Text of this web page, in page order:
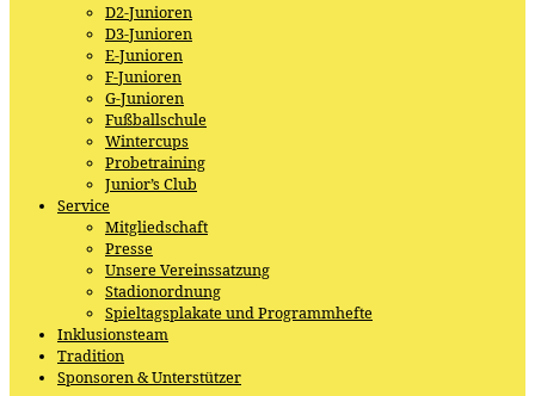
D2-Junioren
D3-Junioren
E-Junioren
F-Junioren
G-Junioren
Fußballschule
Wintercups
Probetraining
Junior’s Club
Service
Mitgliedschaft
Presse
Unsere Vereinssatzung
Stadionordnung
Spieltagsplakate und Programmhefte
Inklusionsteam
Tradition
Sponsoren & Unterstützer